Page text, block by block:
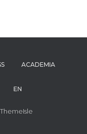
ACADEMIA
EN
ThemeIsle